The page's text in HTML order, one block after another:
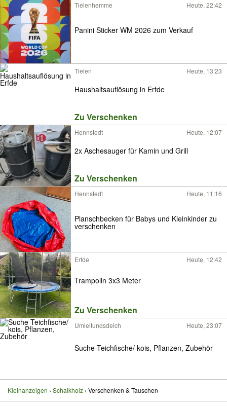
Tielenhemme Heute, 22:42
Panini Sticker WM 2026 zum Verkauf
Tielen Heute, 13:23
Haushaltsauflösung in Erfde
Zu Verschenken
Hennstedt Heute, 12:07
2x Aschesauger für Kamin und Grill
Zu Verschenken
Hennstedt Heute, 11:16
Planschbecken für Babys und Kleinkinder zu
verschenken
Erfde Heute, 12:42
Trampolin 3x3 Meter
Zu Verschenken
Umleitungsdeich Heute, 23:07
Suche Teichfische/ kois, Pflanzen, Zubehör
Kleinanzeigen Schalkholz Verschenken & Tauschen